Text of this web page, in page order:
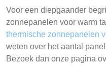
Voor een diepgaander
zonnepanelen voor warm
thermische zonnepanelen
weten over het aantal
Bezoek dan onze pagina